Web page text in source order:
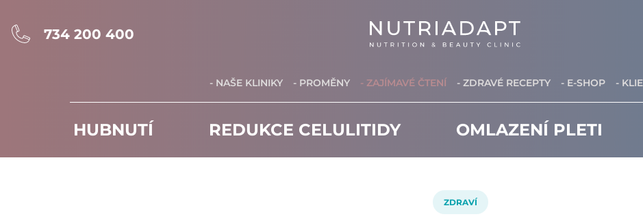
734 200 400
- NAŠE KLINIKY - PROMĚNY - ZAJÍMAVÉ ČTENÍ - ZDRAVÉ RECEPTY - E-SHOP -
HUBNUTÍ REDUKCE CELULITIDY OMLAZENÍ PLETI
ZDRAVÍ